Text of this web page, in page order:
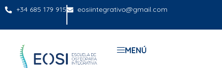
+34 685 179 915 eosiintegrativo@gmail.com
MENÚ